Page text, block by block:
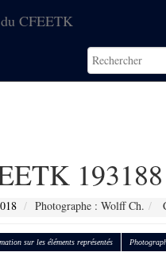
CFEETK
193188
Photographe : Wolff Ch.
sur les éléments représentés